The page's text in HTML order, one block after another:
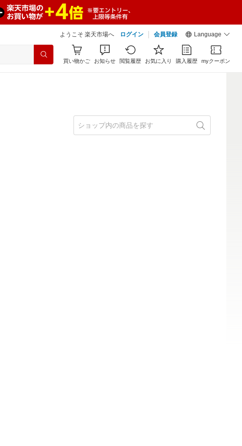
ようこそ 楽天市場へ ログイン 会員登録 Language
買い物かご お知らせ 閲覧履歴 お気に入り 購入履歴 myクーポン